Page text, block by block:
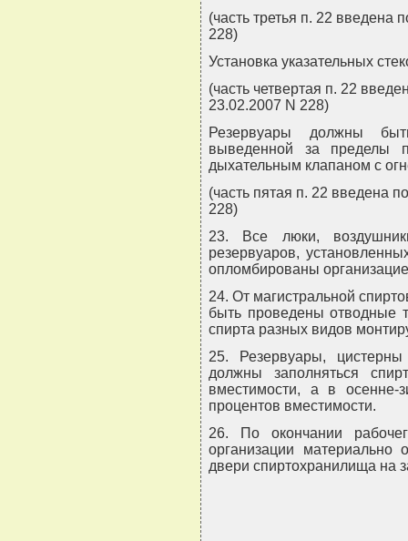
(часть третья п. 22
228)
Установка указательных
(часть четвертая п. 22
23.02.2007 N 228)
Резервуары должны
выведенной за пределы
дыхательным клапаном с
(часть пятая п. 22 введена
228)
23. Все люки,
резервуаров,
опломбированы
24. От магистральной
быть проведены отводные
спирта разных видов
25. Резервуары,
должны заполняться
вместимости, а в
процентов вместимости.
26. По окончании
организации материально
двери спиртохранилища на